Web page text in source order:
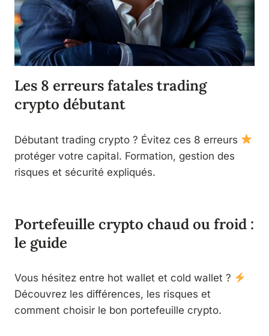
Les 8 erreurs fatales trading
crypto débutant
Débutant trading crypto ? Évitez ces 8 erreurs
protéger votre capital. Formation, gestion des
risques et sécurité expliqués.
Portefeuille crypto chaud ou froid :
le guide
Vous hésitez entre hot wallet et cold wallet ?
Découvrez les différences, les risques et
comment choisir le bon portefeuille crypto.